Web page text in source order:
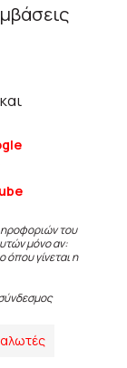
και
του
μόνο αν:
όπου γίνεται η